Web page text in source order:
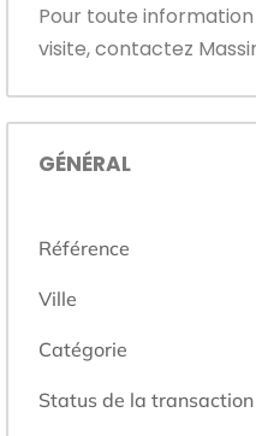
Pour toute
visite, contactez
GÉNÉRAL
Référence
Ville
Catégorie
Status de la transaction